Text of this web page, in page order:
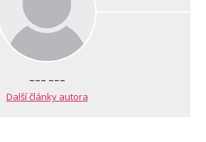
--- ---
Další články autora